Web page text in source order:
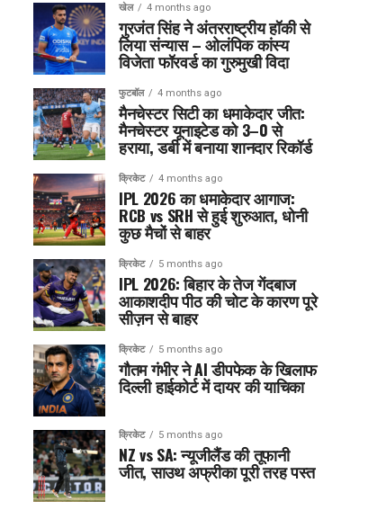
खेल 4 months ago
गुरजंत सिंह ने अंतरराष्ट्रीय हॉकी से
लिया संन्यास – ओलंपिक कांस्य
विजेता फॉरवर्ड का गुरुमुखी विदा
फुटबॉल 4 months ago
मैनचेस्टर सिटी का धमाकेदार जीत:
मैनचेस्टर यूनाइटेड को 3–0 से
हराया, डर्बी में बनाया शानदार रिकॉर्ड
क्रिकेट 4 months ago
IPL 2026 का धमाकेदार आगाज:
RCB vs SRH से हुई शुरुआत, धोनी
कुछ मैचों से बाहर
क्रिकेट 5 months ago
IPL 2026: बिहार के तेज गेंदबाज
आकाशदीप पीठ की चोट के कारण पूरे
सीज़न से बाहर
क्रिकेट 5 months ago
गौतम गंभीर ने AI डीपफेक के खिलाफ
दिल्ली हाईकोर्ट में दायर की याचिका
क्रिकेट 5 months ago
NZ vs SA: न्यूजीलैंड की तूफानी
जीत, साउथ अफ्रीका पूरी तरह पस्त